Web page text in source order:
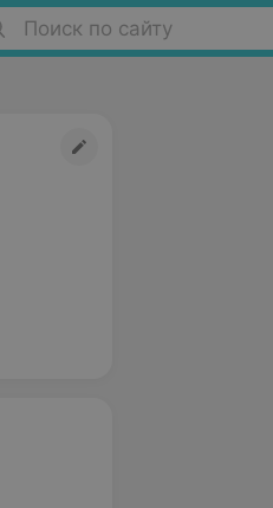
Поиск по сайту